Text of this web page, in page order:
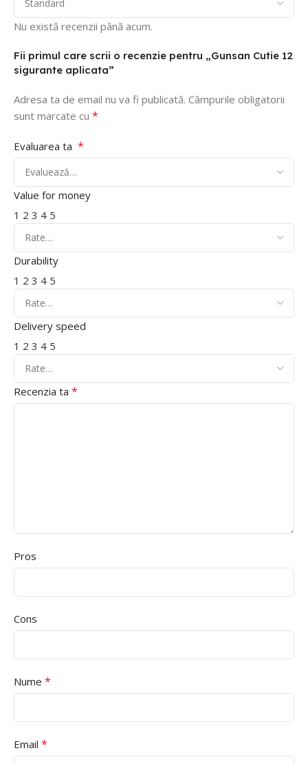
Nu există recenzii până acum.
Fii primul care scrii o recenzie pentru „Gunsan Cutie 12
sigurante aplicata”
Adresa ta de email nu va fi publicată. Câmpurile obligatorii
sunt marcate cu *
Evaluarea ta *
Value for money
1 2 3 4 5
Durability
1 2 3 4 5
Delivery speed
1 2 3 4 5
Recenzia ta *
Pros
Cons
Nume *
Email *